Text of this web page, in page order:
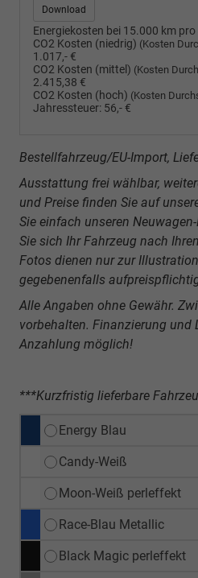
Download
Energiekosten bei 15.000 km
CO2 Kosten (niedrig) (Kosten
1.017,- €
CO2 Kosten (mittel) (Kosten
2.415,38 €
CO2 Kosten (hoch) (Kosten
Jahressteuer: 56,- €
Bestellfahrzeug/EU-Import,
Ausstattung frei wählbar,
und Preise finden Sie auf
Sie einfach unseren
Sie sich Ihr Fahrzeug nach
Fotos dienen nur zur
gegebenenfalls
Alle Angaben ohne Gewähr.
vorbehalten. Finanzierung und
Anzahlung möglich!
***Kurzfristig lieferbare
Energy Blau
Candy-Weiß
Moon-Weiß perleffekt
Race-Blau Metallic
Black Magic perleffekt